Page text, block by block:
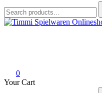
for:
0
Your Cart